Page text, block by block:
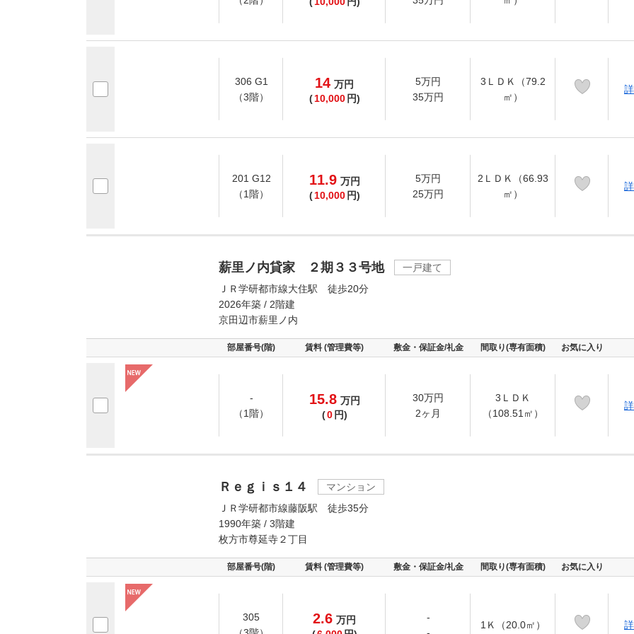
306 G1
（3階）
14 万円
( 10,000 円)
5万円
35万円
3ＬＤＫ（79.2
㎡）
201 G12
（1階）
11.9 万円
( 10,000 円)
5万円
25万円
2ＬＤＫ（66.93
㎡）
薪里ノ内貸家 ２期３３号地
一戸建て
ＪＲ学研都市線大住駅 徒歩20分
2026年築 / 2階建
京田辺市薪里ノ内
部屋番号(階) 賃料 (管理費等) 敷金・保証金/礼金 間取り(専有面積) お気に入り
-
（1階）
15.8 万円
(0 円)
30万円
2ヶ月
3ＬＤＫ
（108.51㎡）
Ｒｅｇｉｓ１４
マンション
ＪＲ学研都市線藤阪駅 徒歩35分
1990年築 / 3階建
枚方市尊延寺２丁目
部屋番号(階) 賃料 (管理費等) 敷金・保証金/礼金 間取り(専有面積) お気に入り
305
2.6 万円
-
1Ｋ（20.0㎡）